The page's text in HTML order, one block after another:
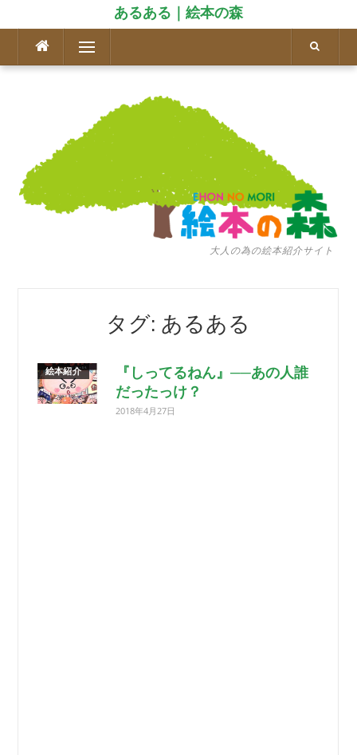
あるある｜絵本の森
テ
メニュー
大人の為の絵本紹介サイト
タグ: あるある
絵本紹介
『しってるねん』──あの人誰
だったっけ？
2018年4月27日